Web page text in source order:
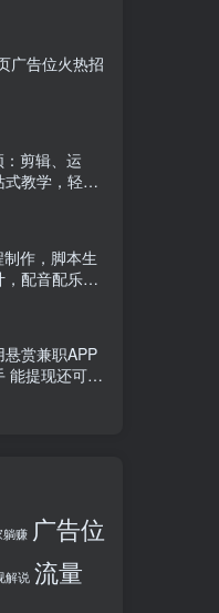
广告位火热招
剪辑、运
教学，轻松
作，脚本生
配音配乐一
赏兼职APP
能提现还可邀
躺赚 广告位
解说 流量